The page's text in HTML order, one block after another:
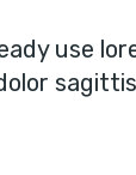
use
sagittis